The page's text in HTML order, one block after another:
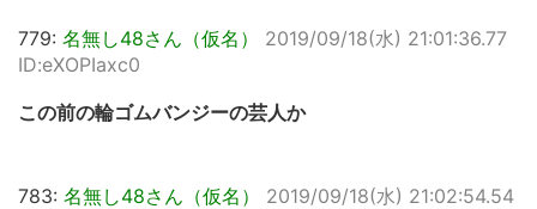
779: 名無し48さん（仮名）
2019/09/18(水) 21:01:36.77
ID:eXOPIaxc0
この前の輪ゴムバンジーの芸人か
783: 名無し48さん（仮名）
2019/09/18(水) 21:02:54.54